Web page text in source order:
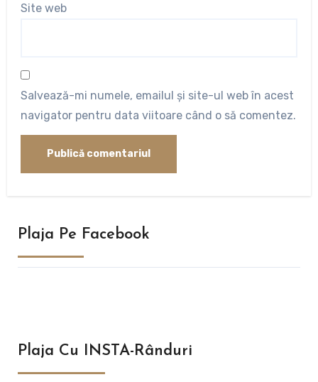
Site web
Salvează-mi numele, emailul și site-ul web în acest
navigator pentru data viitoare când o să comentez.
Plaja Pe Facebook
Plaja Cu INSTA-Rânduri